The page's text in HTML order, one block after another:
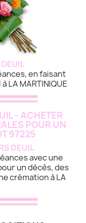
en faisant
LA MARTINIQUE
DEUIL
avec une
un décès, des
crémation à LA